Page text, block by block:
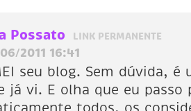
Possato LINK PERMANENTE
2011 16:41
seu blog. Sem dúvida, é
já vi. E olha que eu passo